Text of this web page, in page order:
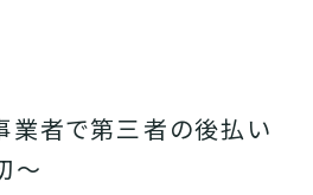
業者で第三者の後払い
～